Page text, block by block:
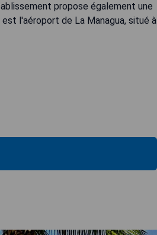
propose également une
l'aéroport de La Managua, situé à